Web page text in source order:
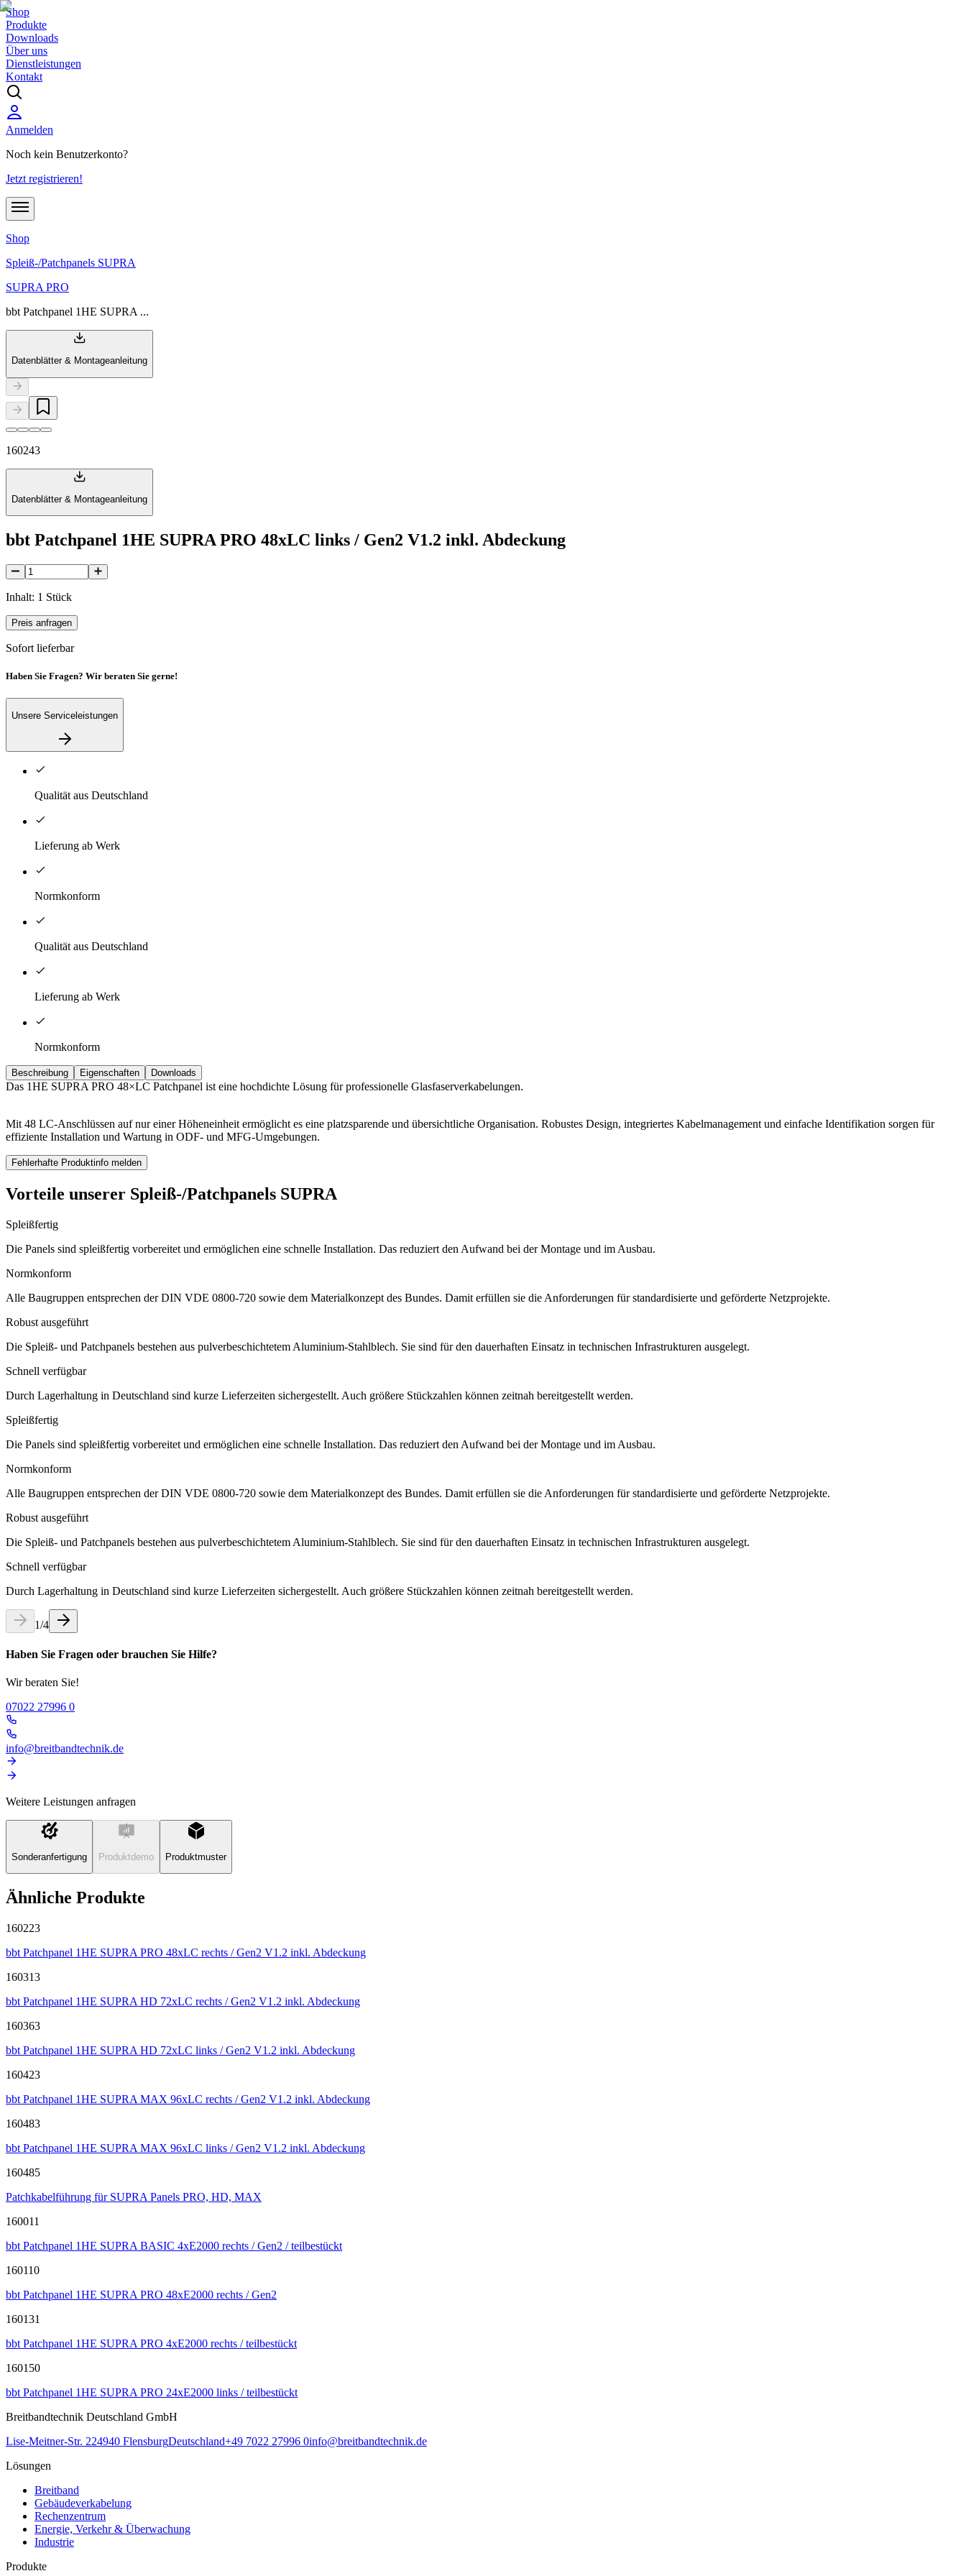
Shop
Produkte
Downloads
Über uns
Dienstleistungen
Kontakt
Anmelden
Noch kein Benutzerkonto?
Jetzt registrieren!
Shop
Spleiß-/Patchpanels SUPRA
SUPRA PRO
bbt Patchpanel 1HE SUPRA ...
Datenblätter & Montageanleitung
160243
Datenblätter & Montageanleitung
bbt Patchpanel 1HE SUPRA PRO 48xLC links / Gen2 V1.2 inkl. Abdeckung
Inhalt: 1 Stück
Preis anfragen
Sofort lieferbar
Haben Sie Fragen? Wir beraten Sie gerne!
Unsere Serviceleistungen
Qualität aus Deutschland
Lieferung ab Werk
Normkonform
Qualität aus Deutschland
Lieferung ab Werk
Normkonform
Beschreibung Eigenschaften Downloads
Das 1HE SUPRA PRO 48×LC Patchpanel ist eine hochdichte Lösung für professionelle Glasfaserverkabelungen.
Mit 48 LC-Anschlüssen auf nur einer Höheneinheit ermöglicht es eine platzsparende und übersichtliche Organisation. Robustes Design, integriertes Kabelmanagement und einfache Identifikation sorgen für
effiziente Installation und Wartung in ODF- und MFG-Umgebungen.
Fehlerhafte Produktinfo melden
Vorteile unserer Spleiß-/Patchpanels SUPRA
Spleißfertig
Die Panels sind spleißfertig vorbereitet und ermöglichen eine schnelle Installation. Das reduziert den Aufwand bei der Montage und im Ausbau.
Normkonform
Alle Baugruppen entsprechen der DIN VDE 0800-720 sowie dem Materialkonzept des Bundes. Damit erfüllen sie die Anforderungen für standardisierte und geförderte Netzprojekte.
Robust ausgeführt
Die Spleiß- und Patchpanels bestehen aus pulverbeschichtetem Aluminium-Stahlblech. Sie sind für den dauerhaften Einsatz in technischen Infrastrukturen ausgelegt.
Schnell verfügbar
Durch Lagerhaltung in Deutschland sind kurze Lieferzeiten sichergestellt. Auch größere Stückzahlen können zeitnah bereitgestellt werden.
Spleißfertig
Die Panels sind spleißfertig vorbereitet und ermöglichen eine schnelle Installation. Das reduziert den Aufwand bei der Montage und im Ausbau.
Normkonform
Alle Baugruppen entsprechen der DIN VDE 0800-720 sowie dem Materialkonzept des Bundes. Damit erfüllen sie die Anforderungen für standardisierte und geförderte Netzprojekte.
Robust ausgeführt
Die Spleiß- und Patchpanels bestehen aus pulverbeschichtetem Aluminium-Stahlblech. Sie sind für den dauerhaften Einsatz in technischen Infrastrukturen ausgelegt.
Schnell verfügbar
Durch Lagerhaltung in Deutschland sind kurze Lieferzeiten sichergestellt. Auch größere Stückzahlen können zeitnah bereitgestellt werden.
1/4
Haben Sie Fragen oder brauchen Sie Hilfe?
Wir beraten Sie!
07022 27996 0
info@breitbandtechnik.de
Weitere Leistungen anfragen
Sonderanfertigung Produktdemo Produktmuster
Ähnliche Produkte
160223
bbt Patchpanel 1HE SUPRA PRO 48xLC rechts / Gen2 V1.2 inkl. Abdeckung
160313
bbt Patchpanel 1HE SUPRA HD 72xLC rechts / Gen2 V1.2 inkl. Abdeckung
160363
bbt Patchpanel 1HE SUPRA HD 72xLC links / Gen2 V1.2 inkl. Abdeckung
160423
bbt Patchpanel 1HE SUPRA MAX 96xLC rechts / Gen2 V1.2 inkl. Abdeckung
160483
bbt Patchpanel 1HE SUPRA MAX 96xLC links / Gen2 V1.2 inkl. Abdeckung
160485
Patchkabelführung für SUPRA Panels PRO, HD, MAX
160011
bbt Patchpanel 1HE SUPRA BASIC 4xE2000 rechts / Gen2 / teilbestückt
160110
bbt Patchpanel 1HE SUPRA PRO 48xE2000 rechts / Gen2
160131
bbt Patchpanel 1HE SUPRA PRO 4xE2000 rechts / teilbestückt
160150
bbt Patchpanel 1HE SUPRA PRO 24xE2000 links / teilbestückt
Breitbandtechnik Deutschland GmbH
Lise-Meitner-Str. 224940 FlensburgDeutschland+49 7022 27996 0info@breitbandtechnik.de
Lösungen
Breitband
Gebäudeverkabelung
Rechenzentrum
Energie, Verkehr & Überwachung
Industrie
Produkte